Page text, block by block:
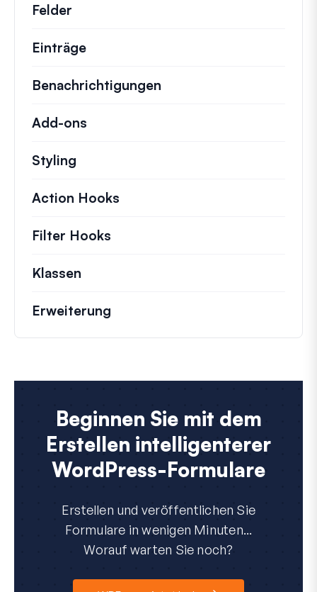
Felder
Einträge
Benachrichtigungen
Add-ons
Styling
Action Hooks
Filter Hooks
Klassen
Erweiterung
Beginnen Sie mit dem
Erstellen intelligenterer
WordPress-Formulare
Erstellen und veröffentlichen Sie
Formulare in wenigen Minuten...
Worauf warten Sie noch?